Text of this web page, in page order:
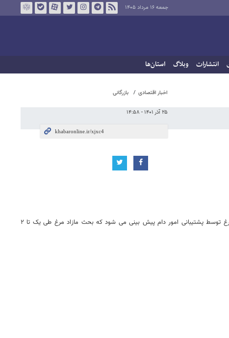
جمعه ۱۶ مرداد ۱۴۰۵
انتشارات وبلاگ استان‌ها
اخبار اقتصادی بازرگانی
۲۵ آذر ۱۴۰۱ - ۱۴:۵۸
وی گفت: با توجه به تشدید بیماری طیور در فصل زمستان و عدم مجوز جوجه ریزی برای یک دوره به مرغدار پس از معدوم سازی و همچنین خرید تضمینی مرغ توسط پشتیبانی امور دام پیش بینی می شود که بحث مازاد مرغ طی یک تا ۲